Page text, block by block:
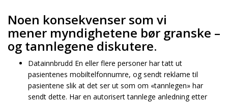
Noen konsekvenser som vi
mener myndighetene bør granske –
og tannlegene diskutere.
Datainnbrudd En eller flere personer har tatt ut
pasientenes mobiltelfonnumre, og sendt reklame til
pasientene slik at det ser ut som om «tannlegen» har
sendt dette. Har en autorisert tannlege anledning etter